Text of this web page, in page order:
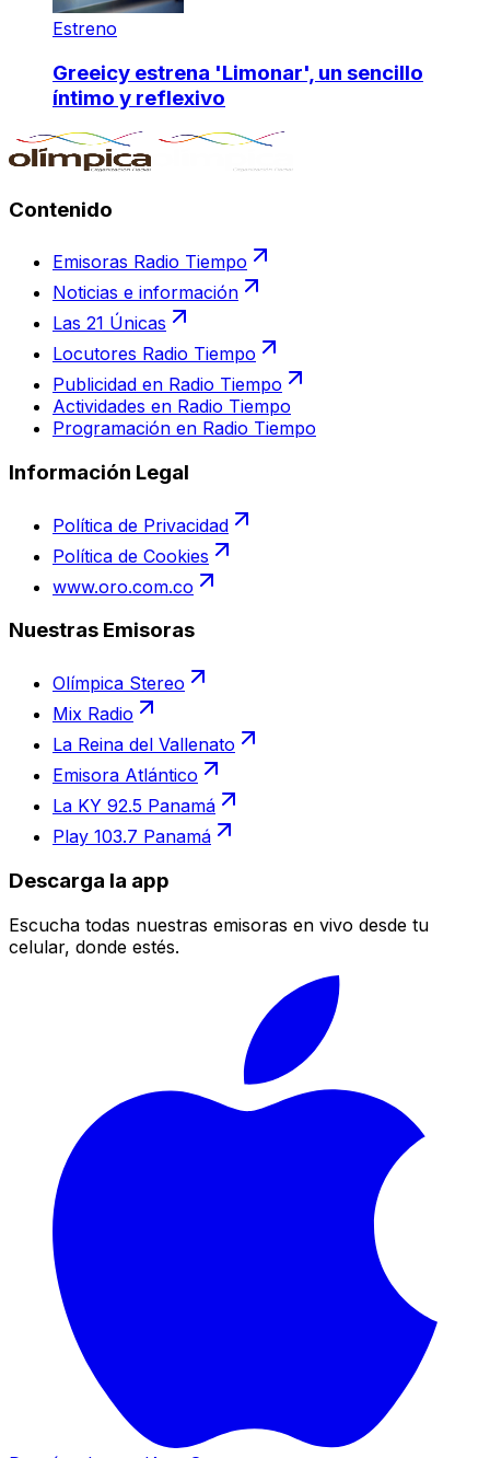
Estreno
Greeicy estrena 'Limonar', un sencillo
íntimo y reflexivo
Contenido
Emisoras Radio Tiempo
Noticias e información
Las 21 Únicas
Locutores Radio Tiempo
Publicidad en Radio Tiempo
Actividades en Radio Tiempo
Programación en Radio Tiempo
Información Legal
Política de Privacidad
Política de Cookies
www.oro.com.co
Nuestras Emisoras
Olímpica Stereo
Mix Radio
La Reina del Vallenato
Emisora Atlántico
La KY 92.5 Panamá
Play 103.7 Panamá
Descarga la app
Escucha todas nuestras emisoras en vivo desde tu
celular, donde estés.